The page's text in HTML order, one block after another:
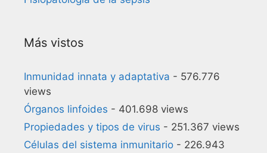
Más vistos
Inmunidad innata y adaptativa - 576.776
views
Órganos linfoides - 401.698 views
Propiedades y tipos de virus - 251.367 views
Células del sistema inmunitario - 226.943